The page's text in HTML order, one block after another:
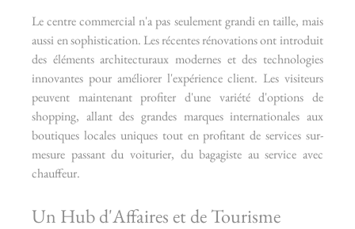
Le centre commercial n'a pas seulement grandi en taille, mais
aussi en sophistication. Les récentes rénovations ont introduit
des éléments architecturaux modernes et des technologies
innovantes pour améliorer l'expérience client. Les visiteurs
peuvent maintenant profiter d'une variété d'options de
shopping, allant des grandes marques internationales aux
boutiques locales uniques tout en profitant de services sur-
mesure passant du voiturier, du bagagiste au service avec
chauffeur.
Un Hub d'Affaires et de Tourisme